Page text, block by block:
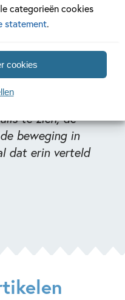
categorieën cookies
statement.
cookies
te zien, de
beweging in
dat erin verteld